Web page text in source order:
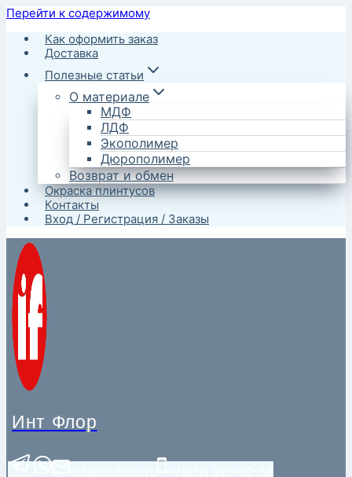
Перейти к содержимому
Как оформить заказ
Доставка
Полезные статьи
О материале
МДФ
ЛДФ
Экополимер
Дюрополимер
Возврат и обмен
Окраска плинтусов
Контакты
Вход / Регистрация / Заказы
Инт Флор